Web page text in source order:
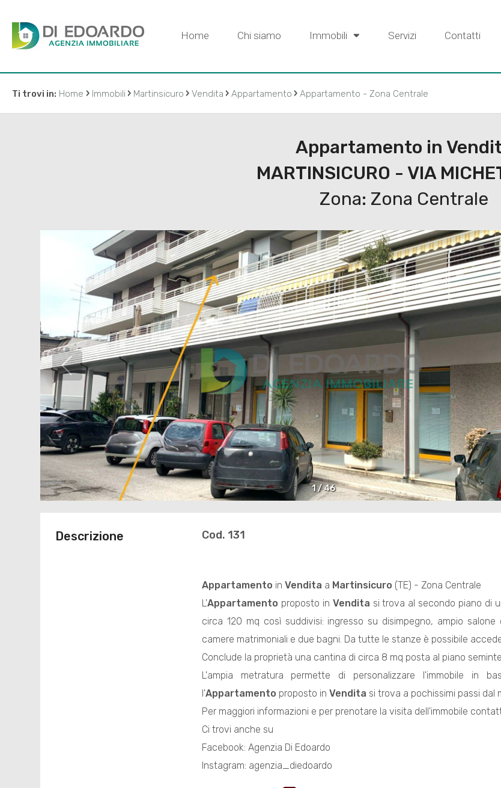
Home Chi siamo Immobili Servizi Contatti
Ti trovi in: Home › Immobili › Martinsicuro › Vendita › Appartamento › Appartamento - Zona Centrale
Appartamento in
MARTINSICURO - VIA
Zona: Zona Centrale
1/46
Descrizione Cod. 131
Appartamento in Vendita a Martinsicuro (TE) - Zona Centrale
L'Appartamento proposto in Vendita si trova al secondo piano di
circa 120 mq così suddivisi: ingresso su disimpegno, ampio
camere matrimoniali e due bagni. Da tutte le stanze è possibile
Conclude la proprietà una cantina di circa 8 mq posta al piano
L'ampia metratura permette di personalizzare l'immobile in
l'Appartamento proposto in Vendita si trova a pochissimi passi dal
Per maggiori informazioni e per prenotare la visita dell'immobile
Ci trovi anche su
Facebook: Agenzia Di Edoardo
Instagram: agenzia_diedoardo